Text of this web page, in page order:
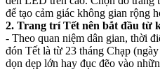
để tạo cảm giác không gian rộng
2. Trang trí Tết nên bắt đầu từ
- Theo quan niệm dân gian, thời
đón Tết là từ 23 tháng Chạp
dọn dẹp lớn hay đục đẽo vào